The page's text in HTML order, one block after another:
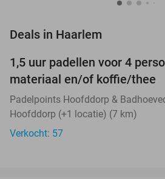
Deals in Haarlem
TODAY
1,5 uur padellen voor 4
materiaal en/of koffie/thee
Padelpoints Hoofddorp &
Hoofddorp (+1 locatie) (7 km)
Verkocht: 57